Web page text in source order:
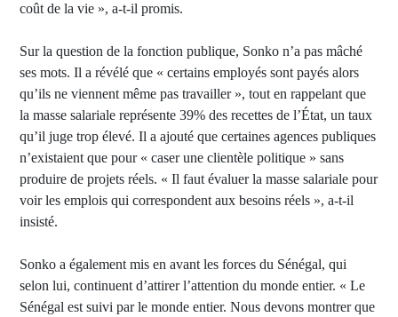
coût de la vie », a-t-il promis.
Sur la question de la fonction publique, Sonko n’a pas mâché
ses mots. Il a révélé que « certains employés sont payés alors
qu’ils ne viennent même pas travailler », tout en rappelant que
la masse salariale représente 39% des recettes de l’État, un taux
qu’il juge trop élevé. Il a ajouté que certaines agences publiques
n’existaient que pour « caser une clientèle politique » sans
produire de projets réels. « Il faut évaluer la masse salariale pour
voir les emplois qui correspondent aux besoins réels », a-t-il
insisté.
Sonko a également mis en avant les forces du Sénégal, qui
selon lui, continuent d’attirer l’attention du monde entier. « Le
Sénégal est suivi par le monde entier. Nous devons montrer que